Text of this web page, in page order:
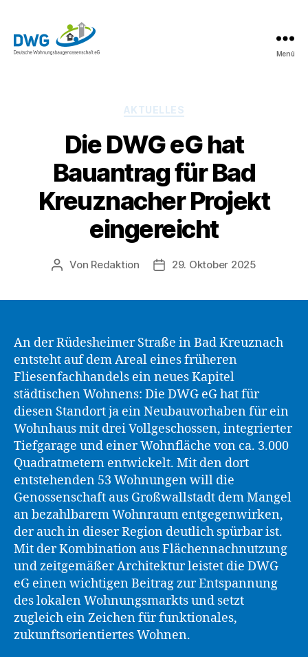
Menü
Kategorien
AKTUELLES
Die DWG eG hat
Bauantrag für Bad
Kreuznacher Projekt
eingereicht
Beitragsautor
Von Redaktion Beitragsdatum
29. Oktober 2025
An der Rüdesheimer Straße in Bad Kreuznach
entsteht auf dem Areal eines früheren
Fliesenfachhandels ein neues Kapitel
städtischen Wohnens: Die DWG eG hat für
diesen Standort ja ein Neubauvorhaben für ein
Wohnhaus mit drei Vollgeschossen, integrierter
Tiefgarage und einer Wohnfläche von ca. 3.000
Quadratmetern entwickelt. Mit den dort
entstehenden 53 Wohnungen will die
Genossenschaft aus Großwallstadt dem Mangel
an bezahlbarem Wohnraum entgegenwirken,
der auch in dieser Region deutlich spürbar ist.
Mit der Kombination aus Flächennachnutzung
und zeitgemäßer Architektur leistet die DWG
eG einen wichtigen Beitrag zur Entspannung
des lokalen Wohnungsmarkts und setzt
zugleich ein Zeichen für funktionales,
zukunftsorientiertes Wohnen.